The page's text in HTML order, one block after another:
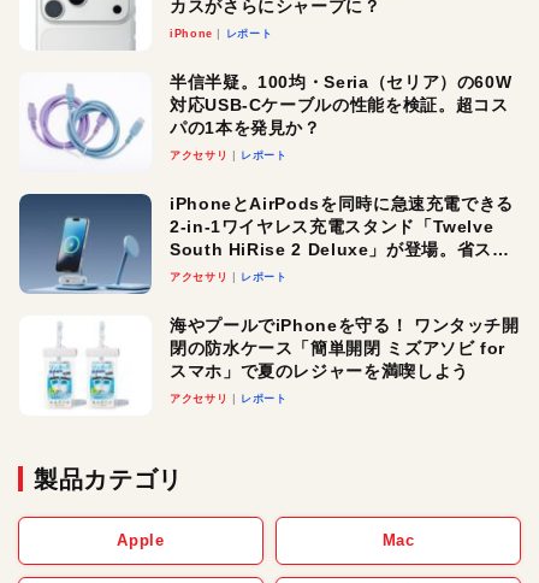
カスがさらにシャープに？
iPhone レポート
半信半疑。100均・Seria（セリア）の60W
対応USB-Cケーブルの性能を検証。超コス
パの1本を発見か？
アクセサリ レポート
iPhoneとAirPodsを同時に急速充電できる
2-in-1ワイヤレス充電スタンド「Twelve
South HiRise 2 Deluxe」が登場。省スペ
ースでおしゃれに充電したい人にオスス
アクセサリ レポート
海やプールでiPhoneを守る！ ワンタッチ開
閉の防水ケース「簡単開閉 ミズアソビ for
スマホ」で夏のレジャーを満喫しよう
アクセサリ レポート
製品カテゴリ
Apple Mac